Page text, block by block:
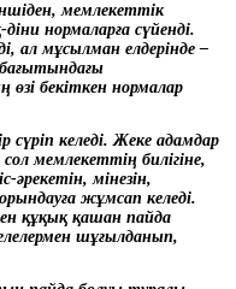
мемлекеттік
нормаларға сүйенді.
ал мұсылман елдерінде –
бекіткен нормалар
келеді. Жеке адамдар
мемлекеттің билігіне,
әрекетін, мінезін,
жұмсап келеді.
құқық қашан пайда
шұғылданып,